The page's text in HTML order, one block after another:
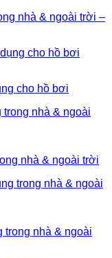
nhà & ngoài trời –
cho hồ bơi
nhà & ngoài trời
trong nhà & ngoài